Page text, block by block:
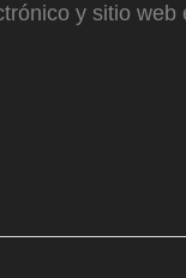
y sitio